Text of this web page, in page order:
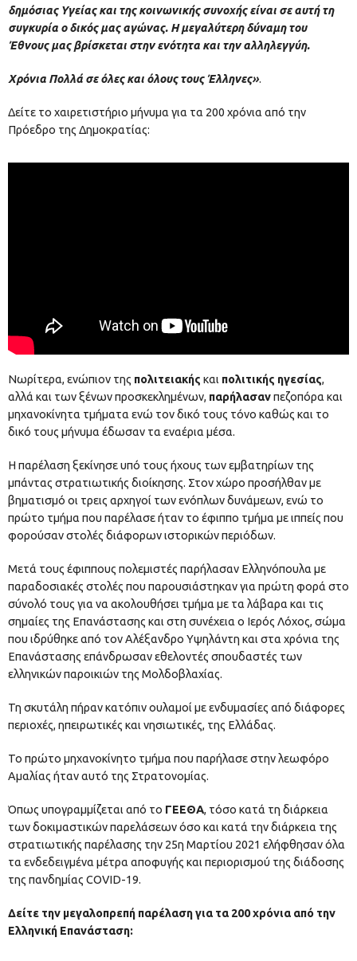
δημόσιας Υγείας και της κοινωνικής συνοχής είναι σε αυτή τη
συγκυρία ο δικός μας αγώνας. Η μεγαλύτερη δύναμη του
Έθνους μας βρίσκεται στην ενότητα και την αλληλεγγύη.
Χρόνια Πολλά σε όλες και όλους τους Έλληνες».
Δείτε το χαιρετιστήριο μήνυμα για τα 200 χρόνια από την
Πρόεδρο της Δημοκρατίας:
Νωρίτερα, ενώπιον της πολιτειακής και πολιτικής ηγεσίας,
αλλά και των ξένων προσκεκλημένων, παρήλασανπεζοπόρα και
μηχανοκίνητα τμήματα ενώ τον δικό τους τόνο καθώς και το
δικό τους μήνυμα έδωσαν τα εναέρια μέσα.
Η παρέλαση ξεκίνησε υπό τους ήχους των εμβατηρίων της
μπάντας στρατιωτικής διοίκησης. Στον χώρο προσήλθαν με
βηματισμό οι τρεις αρχηγοί των ενόπλων δυνάμεων, ενώ το
πρώτο τμήμα που παρέλασε ήταν το έφιππο τμήμα με ιππείς που
φορούσαν στολές διάφορων ιστορικών περιόδων.
Μετά τους έφιππους πολεμιστές παρήλασαν Ελληνόπουλα με
παραδοσιακές στολές που παρουσιάστηκαν για πρώτη φορά στο
σύνολό τους για να ακολουθήσει τμήμα με τα λάβαρα και τις
σημαίες της Επανάστασης και στη συνέχεια ο Ιερός Λόχος, σώμα
που ιδρύθηκε από τον Αλέξανδρο Υψηλάντη και στα χρόνια της
Επανάστασης επάνδρωσαν εθελοντές σπουδαστές των
ελληνικών παροικιών της Μολδοβλαχίας.
Τη σκυτάλη πήραν κατόπιν ουλαμοί με ενδυμασίες από διάφορες
περιοχές, ηπειρωτικές και νησιωτικές, της Ελλάδας.
Το πρώτο μηχανοκίνητο τμήμα που παρήλασε στην λεωφόρο
Αμαλίας ήταν αυτό της Στρατονομίας.
Όπως υπογραμμίζεται από το ΓΕΕΘΑ, τόσο κατά τη διάρκεια
των δοκιμαστικών παρελάσεων όσο και κατά την διάρκεια της
στρατιωτικής παρέλασης την 25η Μαρτίου 2021 ελήφθησαν όλα
τα ενδεδειγμένα μέτρα αποφυγής και περιορισμού της διάδοσης
της πανδημίας COVID-19.
Δείτε την μεγαλοπρεπή παρέλαση για τα 200 χρόνια από την
Ελληνική Επανάσταση: